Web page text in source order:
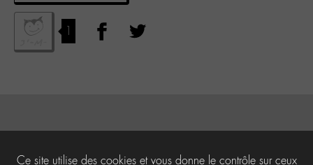
1
Ce site utilise des cookies et vous donne le contrôle sur ceux